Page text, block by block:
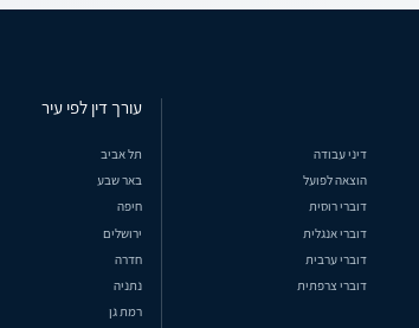
דיני עבודה
הוצאה לפועל
דוברי רוסית
דוברי אנגלית
דוברי ערבית
דוברי צרפתית
עורך דין לפי עיר
תל אביב
באר שבע
חיפה
ירושלים
חדרה
נתניה
רמת גן